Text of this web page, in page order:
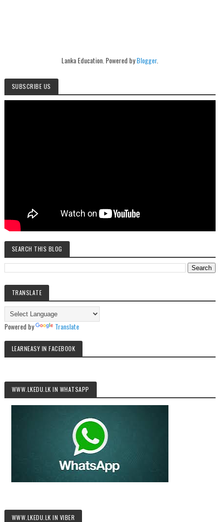
Lanka Education. Powered byBlogger.
SUBSCRIBE US
SEARCH THIS BLOG
TRANSLATE
Powered by Translate
LEARNEASY IN FACEBOOK
WWW.LKEDU.LK IN WHATSAPP
WWW.LKEDU.LK IN VIBER